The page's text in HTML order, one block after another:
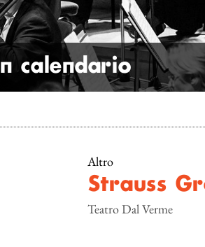
calendario
Altro
Strauss
Teatro Dal Verme